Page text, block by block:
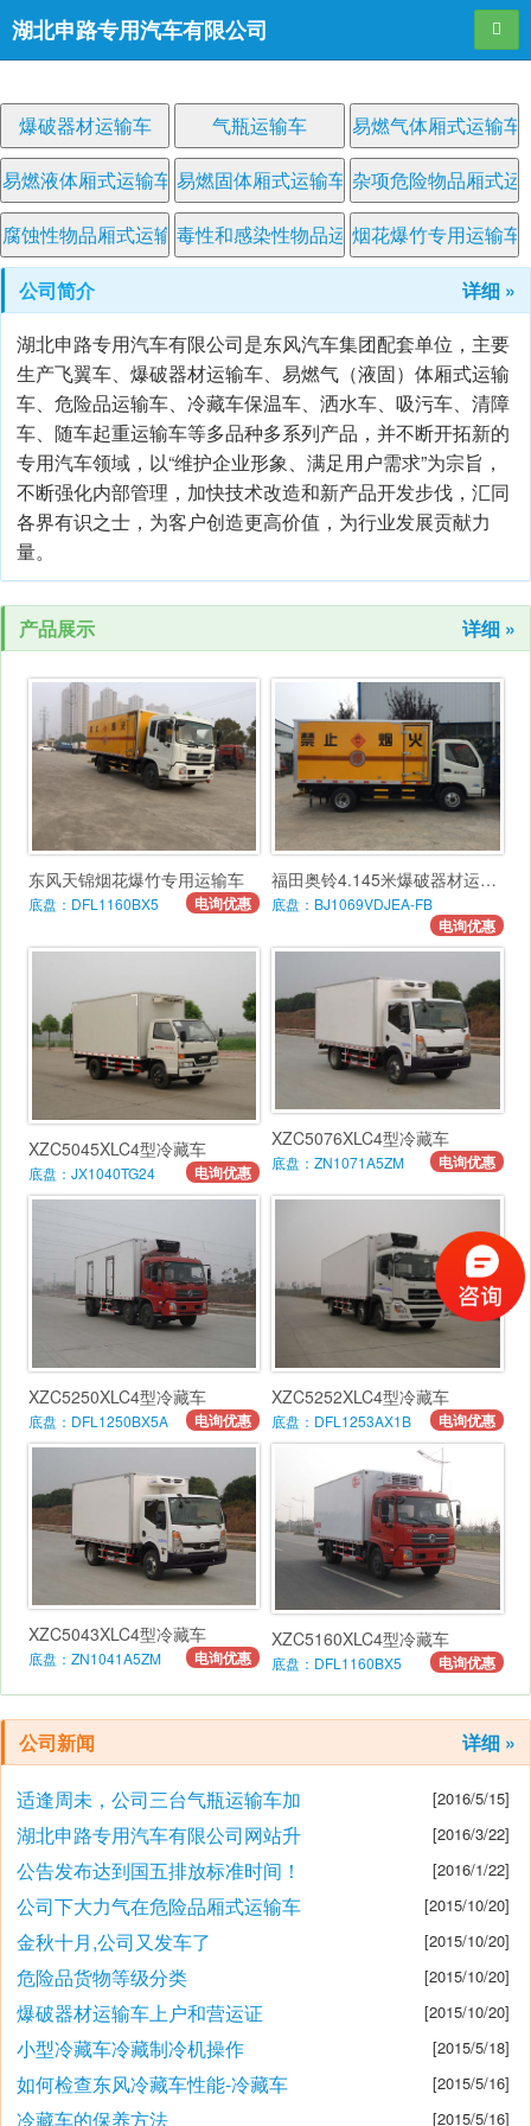
湖北申路专用汽车有限公司 导航
爆破器材运输车 气瓶运输车
易燃气体厢式运输车
易燃液体厢式运输车 易燃固体厢式运输车 杂项危险物品厢式运
腐蚀性物品厢式运输车毒性和感染性物品运输车烟花爆竹专用运输车
公司简介
详细 »
湖北申路专用汽车有限公司是东风汽车集团配套单位，主要
生产飞翼车、爆破器材运输车、易燃气（液固）体厢式运输
车、危险品运输车、冷藏车保温车、洒水车、吸污车、清障
车、随车起重运输车等多品种多系列产品，并不断开拓新的
专用汽车领域，以“维护企业形象、满足用户需求”为宗旨，
不断强化内部管理，加快技术改造和新产品开发步伐，汇同
各界有识之士，为客户创造更高价值，为行业发展贡献力
量。
产品展示 详细 »
东风天锦烟花爆竹专用运输车
底盘：DFL1160BX5 电询优惠
福田奥铃4.145米爆破器材运输车
底盘：BJ1069VDJEA-FB
电询优惠
XZC5045XLC4型冷藏车
底盘：JX1040TG24 电询优惠
XZC5076XLC4型冷藏车
底盘：ZN1071A5ZM 电询优惠
XZC5250XLC4型冷藏车
底盘：DFL1250BX5A 电询优惠
XZC5252XLC4型冷藏车
底盘：DFL1253AX1B 电询优惠
XZC5043XLC4型冷藏车
底盘：ZN1041A5ZM 电询优惠
XZC5160XLC4型冷藏车
底盘：DFL1160BX5 电询优惠
公司新闻 详细 »
适逢周未，公司三台气瓶运输车加 [2016/5/15]
湖北申路专用汽车有限公司网站升 [2016/3/22]
公告发布达到国五排放标准时间！ [2016/1/22]
公司下大力气在危险品厢式运输车 [2015/10/20]
金秋十月,公司又发车了 [2015/10/20]
危险品货物等级分类 [2015/10/20]
爆破器材运输车上户和营运证 [2015/10/20]
小型冷藏车冷藏制冷机操作 [2015/5/18]
如何检查东风冷藏车性能-冷藏车 [2015/5/16]
冷藏车的保养方法 [2015/5/16]